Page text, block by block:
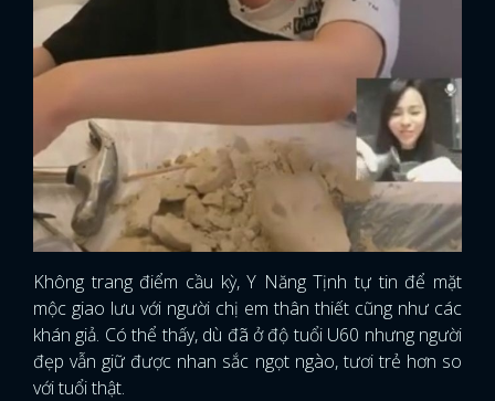
Không trang điểm cầu kỳ, Y Năng Tịnh tự tin để mặt
mộc giao lưu với người chị em thân thiết cũng như các
khán giả. Có thể thấy, dù đã ở độ tuổi U60 nhưng người
đẹp vẫn giữ được nhan sắc ngọt ngào, tươi trẻ hơn so
với tuổi thật.